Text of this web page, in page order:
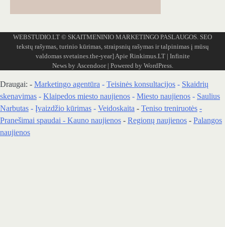
WEBSTUDIO.LT © SKAITMENINIO MARKETINGO PASLAUGOS. SEO
tekstų rašymas, turinio kūrimas, straipsnių rašymas ir talpinimas į mūsų
valdomas svetaines.the-year]Apie Rinkimus.LT| Infinite
News by Ascendoor| Powered by WordPress.
Draugai: - Marketingo agentūra - Teisinės konsultacijos - Skaidrių
skenavimas - Klaipedos miesto naujienos - Miesto naujienos - Saulius
Narbutas - Įvaizdžio kūrimas - Veidoskaita - Teniso treniruotės -
Pranešimai spaudai - Kauno naujienos - Regionų naujienos - Palangos
naujienos